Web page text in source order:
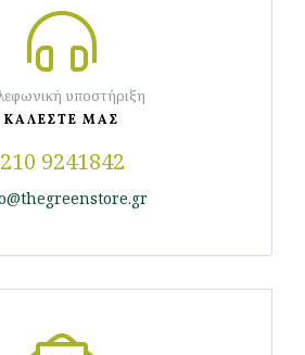
υποστήριξη
ΚΑΛΕΣΤΕ ΜΑΣ
210 9241842